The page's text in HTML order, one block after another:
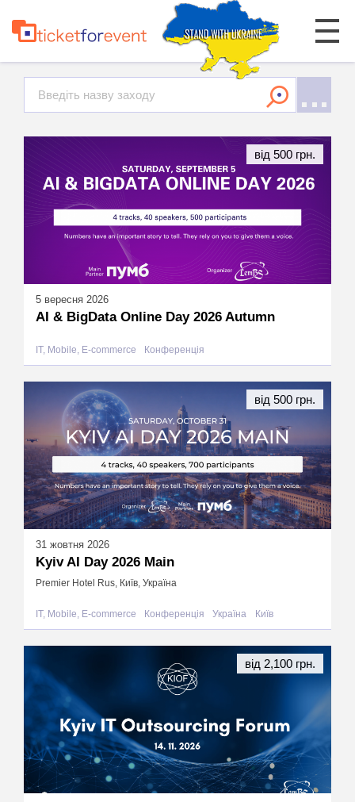
5 вересня 2026
AI & BigData Online Day 2026 Autumn
IT, Mobile, E-commerce Конференція
від 500 грн.
31 жовтня 2026
Kyiv AI Day 2026 Main
Premier Hotel Rus, Київ, Україна
IT, Mobile, E-commerce Конференція Україна Київ
від 500 грн.
від 2,100 грн.